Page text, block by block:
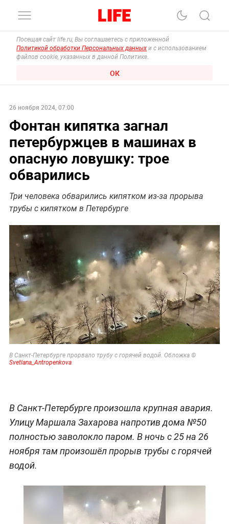
Посещая сайт life.ru, Вы соглашаетесь с приложенной
Политикой обработки Персональных данных и с использованием
файлов cookie, указанных в данной Политике.
ОК
26 ноября 2024, 07:00
Фонтан кипятка загнал
петербуржцев в машинах в
опасную ловушку: трое
обварились
Три человека обварились кипятком из-за прорыва
трубы с кипятком в Петербурге
В Санкт-Петербурге прорвало трубу с горячей водой. Обложка ©
Svetlana_Antropenkova
В Санкт-Петербурге произошла крупная авария.
Улицу Маршала Захарова напротив дома №50
полностью заволокло паром. В ночь с 25 на 26
ноября там произошёл прорыв трубы с горячей
водой.